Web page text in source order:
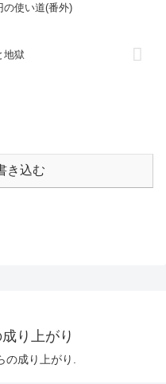
の使い道(番外)
地獄
き込む
り上がり
成り上がり.